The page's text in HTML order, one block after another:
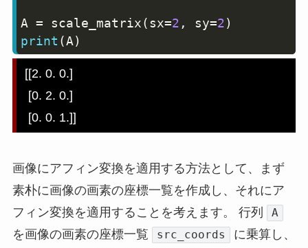
A = scale_matrix(sx=2 , sy=2)
print (A)
[[2. 0. 0.]
[0. 2. 0.]
画像にアフィン変換を適用する方法として、まず
素朴に画像の画素の座標一覧を作成し、それにア
フィン変換を適用することを考えます。 行列
A
を画像の画素の座標一覧 src_coords
に乗算し、